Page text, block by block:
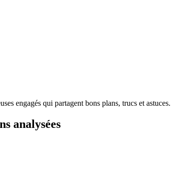
engagés qui partagent bons plans, trucs et astuces.
analysées